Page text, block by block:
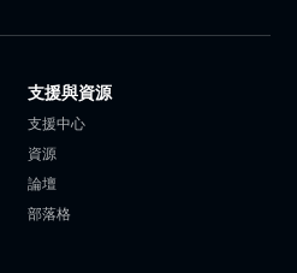
支援與資源
支援中心
資源
論壇
部落格